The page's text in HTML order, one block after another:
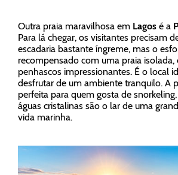
Outra praia maravilhosa em Lagos é a
Para lá chegar, os visitantes precisam
escadaria bastante íngreme, mas o
recompensado com uma praia isolada,
penhascos impressionantes. É o local
desfrutar de um ambiente tranquilo. A
perfeita para quem gosta de
águas cristalinas são o lar de uma
vida marinha.